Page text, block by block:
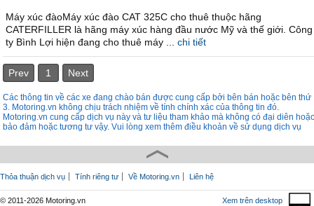
Máy xúc đàoMáy xúc đào CAT 325C cho thuê thuộc hãng
CATERFILLER là hãng máy xúc hàng đầu nước Mỹ và thế giới. Công
ty Bình Lợi hiện đang cho thuê máy ...
chi tiết
Prev 1 Next
Các thông tin về các xe đang chào bán được cung cấp bởi bên bán hoặc bên thứ
3. Motoring.vn không chịu trách nhiệm về tính chính xác của thông tin đó.
Motoring.vn cung cấp dịch vụ này và tư liệu tham khảo mà không có đại diên hoặc
bảo đảm hoặc tương tư vậy. Vui lòng xem thêm điều khoản về sử dụng dịch vụ
Thỏa thuận dịch vụ Tính riêng tư Về Motoring.vn Liên hệ
© 2011-2026 Motoring.vn Xem trên desktop